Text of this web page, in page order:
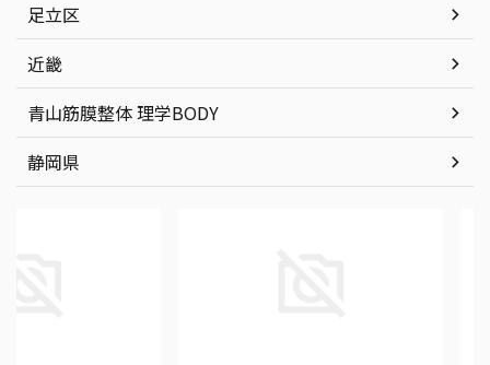
足立区
近畿
青山筋膜整体 理学BODY
静岡県